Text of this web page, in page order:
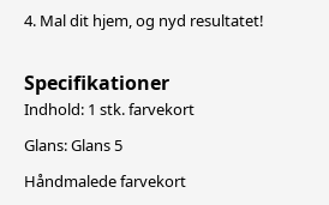
4. Mal dit hjem, og nyd resultatet!
Specifikationer
Indhold: 1 stk. farvekort
Glans: Glans 5
Håndmalede farvekort